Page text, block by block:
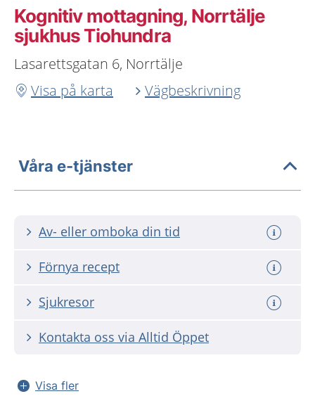
Kognitiv mottagning, Norrtälje
sjukhus Tiohundra
Lasarettsgatan 6, Norrtälje
Visa på karta
Vägbeskrivning
Våra e-tjänster
Av- eller omboka din tid
Förnya recept
Sjukresor
Kontakta oss via Alltid Öppet
Visa fler